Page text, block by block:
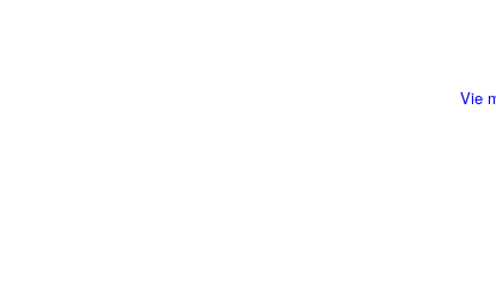
Vie